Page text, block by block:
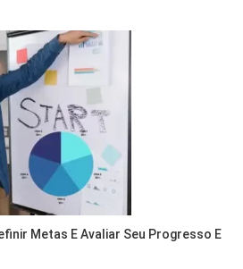
Metas E Avaliar Seu Progresso E